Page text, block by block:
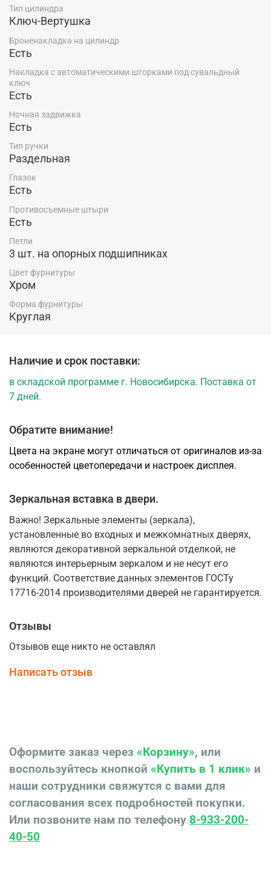
Тип цилиндра
Ключ-Вертушка
Броненакладка на цилиндр
Есть
Накладка с автоматическими шторками под сувальдный
ключ
Есть
Ночная задвижка
Есть
Тип ручки
Раздельная
Глазок
Есть
Противосъемные штыри
Есть
Петли
3 шт. на опорных подшипниках
Цвет фурнитуры
Хром
Форма фурнитуры
Круглая
Наличие и срок поставки:
в складской программе г. Новосибирска. Поставка от
7 дней.
Обратите внимание!
Цвета на экране могут отличаться от оригиналов из-за
особенностей цветопередачи и настроек дисплея.
Зеркальная вставка в двери.
Важно! Зеркальные элементы (зеркала),
установленные во входных и межкомнатных дверях,
являются декоративной зеркальной отделкой, не
являются интерьерным зеркалом и не несут его
функций. Соответствие данных элементов ГОСТу
17716-2014 производителями дверей не гарантируется.
Отзывы
Отзывов еще никто не оставлял
Написать отзыв
Оформите заказ через «Корзину», или
воспользуйтесь кнопкой «Купить в 1 клик» и
наши сотрудники свяжутся с вами для
согласования всех подробностей покупки.
Или позвоните нам по телефону 8-933-200-
40-50